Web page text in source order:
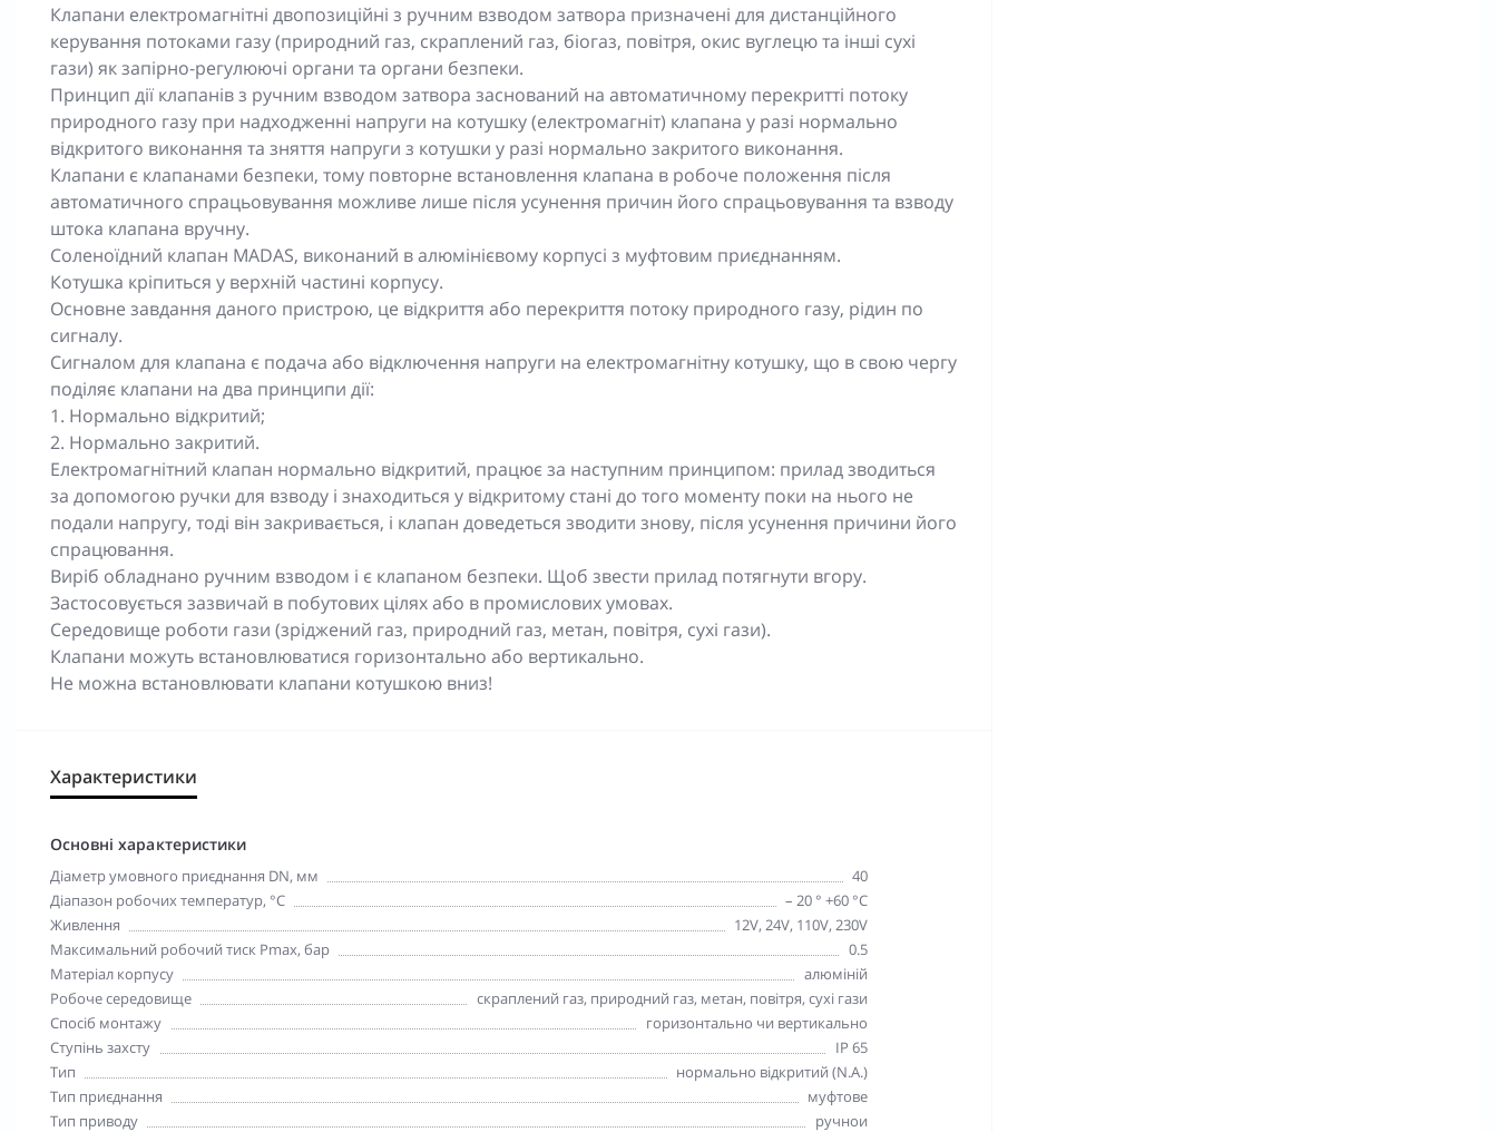
Клапани електромагнітні двопозиційні з ручним взводом затвора призначені для дистанційного
керування потоками газу (природний газ, скраплений газ, біогаз, повітря, окис вуглецю та інші сухі
гази) як запірно-регулюючі органи та органи безпеки.
Принцип дії клапанів з ручним взводом затвора заснований на автоматичному перекритті потоку
природного газу при надходженні напруги на котушку (електромагніт) клапана у разі нормально
відкритого виконання та зняття напруги з котушки у разі нормально закритого виконання.
Клапани є клапанами безпеки, тому повторне встановлення клапана в робоче положення після
автоматичного спрацьовування можливе лише після усунення причин його спрацьовування та взводу
штока клапана вручну.
Соленоїдний клапан MADAS, виконаний в алюмінієвому корпусі з муфтовим приєднанням.
Котушка кріпиться у верхній частині корпусу.
Основне завдання даного пристрою, це відкриття або перекриття потоку природного газу, рідин по
сигналу.
Сигналом для клапана є подача або відключення напруги на електромагнітну котушку, що в свою чергу
поділяє клапани на два принципи дії:
1. Нормально відкритий;
2. Нормально закритий.
Електромагнітний клапан нормально відкритий, працює за наступним принципом: прилад зводиться
за допомогою ручки для взводу і знаходиться у відкритому стані до того моменту поки на нього не
подали напругу, тоді він закривається, і клапан доведеться зводити знову, після усунення причини його
спрацювання.
Виріб обладнано ручним взводом і є клапаном безпеки. Щоб звести прилад потягнути вгору.
Застосовується зазвичай в побутових цілях або в промислових умовах.
Середовище роботи гази (зріджений газ, природний газ, метан, повітря, сухі гази).
Клапани можуть встановлюватися горизонтально або вертикально.
Не можна встановлювати клапани котушкою вниз!
Характеристики
Основні характеристики
Діаметр умовного приєднання DN, мм
40
Діапазон робочих температур, °С
– 20 ° +60 °С
Живлення
12V, 24V, 110V, 230V
Максимальний робочий тиск Pmax, бар
0.5
Матеріал корпусу
алюміній
Робоче середовище
скраплений газ, природний газ, метан, повітря, сухі гази
Спосіб монтажу
горизонтально чи вертикально
Ступінь захсту
IP 65
Тип
нормально відкритий (N.A.)
Тип приєднання
муфтове
Тип приводу
ручнои